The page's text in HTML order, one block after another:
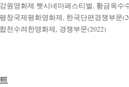
원영화제 햇시네마페스티벌, 황금옥수
창국제평화영화제, 한국단편경쟁부문
천수려한영화제, 경쟁부문(2022)